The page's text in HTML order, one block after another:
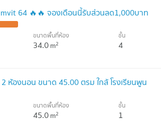
64 🔥🔥 จองเดือนนี้รับส่วนลด1,000บาท
ขนาดพื้นที่ห้อง
34.0m2
ชั้น
4
2 ห้องนอน ขนาด 45.00 ตรม ใกล้ โรงเรียนพูน
ขนาดพื้นที่ห้อง
45.0m2
ชั้น
1